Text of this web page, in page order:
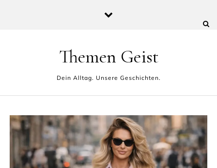
Themen Geist
Dein Alltag. Unsere Geschichten.